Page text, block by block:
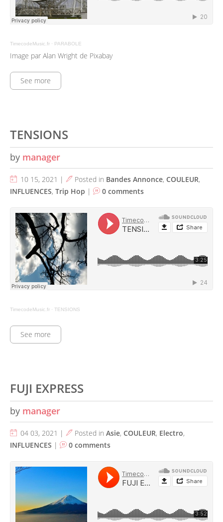
TimecodeMusic.fr · PARABOLE
Image par Alan Wright de Pixabay
See more
TENSIONS
by manager
10 15, 2021 | Posted in Bandes Annonce, COULEUR,
INFLUENCES, Trip Hop | 0 comments
TimecodeMusic.fr · TENSIONS
See more
FUJI EXPRESS
by manager
04 03, 2021 | Posted in Asie, COULEUR, Electro,
INFLUENCES | 0 comments